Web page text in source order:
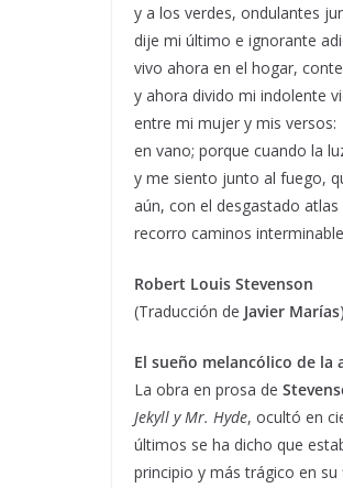
y a los verdes, ondulantes
dije mi último e ignorante
vivo ahora en el hogar,
y ahora divido mi indolente
entre mi mujer y mis versos:
en vano; porque cuando la
y me siento junto al fuego,
aún, con el desgastado
recorro caminos
Robert Louis Stevenson
(Traducción de Javier Marías)
El sueño melancólico de la
La obra en prosa de
Jekyll y Mr. Hyde, ocultó en
últimos se ha dicho que
principio y más trágico en